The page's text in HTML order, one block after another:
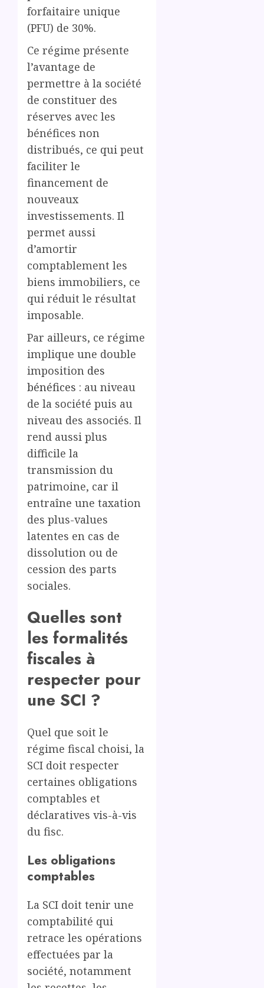
forfaitaire unique
(PFU) de 30%.
Ce régime présente
l’avantage de
permettre à la société
de constituer des
réserves avec les
bénéfices non
distribués, ce qui peut
faciliter le
financement de
nouveaux
investissements. Il
permet aussi
d’amortir
comptablement les
biens immobiliers, ce
qui réduit le résultat
imposable.
Par ailleurs, ce régime
implique une double
imposition des
bénéfices : au niveau
de la société puis au
niveau des associés. Il
rend aussi plus
difficile la
transmission du
patrimoine, car il
entraîne une taxation
des plus-values
latentes en cas de
dissolution ou de
cession des parts
sociales.
Quelles sont
les formalités
fiscales à
respecter pour
une SCI ?
Quel que soit le
régime fiscal choisi, la
SCI doit respecter
certaines obligations
comptables et
déclaratives vis-à-vis
du fisc.
Les obligations
comptables
La SCI doit tenir une
comptabilité qui
retrace les opérations
effectuées par la
société, notamment